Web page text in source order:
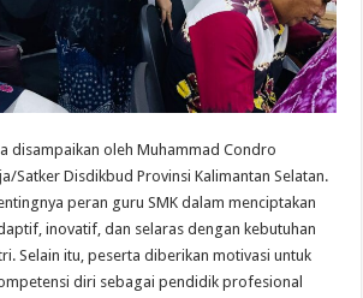
disampaikan oleh Muhammad Condro
Satker Disdikbud Provinsi Kalimantan Selatan.
peran guru SMK dalam menciptakan
inovatif, dan selaras dengan kebutuhan
Selain itu, peserta diberikan motivasi untuk
diri sebagai pendidik profesional